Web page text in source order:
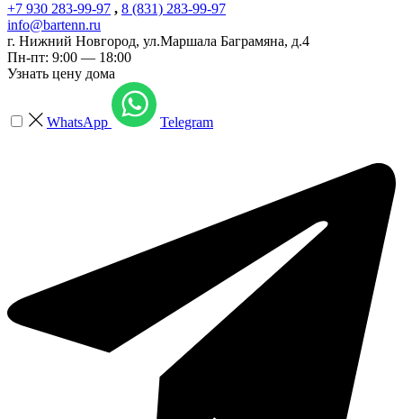
+7 930 283-99-97 , 8 (831) 283-99-97
info@bartenn.ru
г. Нижний Новгород, ул.Маршала Баграмяна, д.4
Пн-пт: 9:00 — 18:00
Узнать цену дома
WhatsApp Telegram